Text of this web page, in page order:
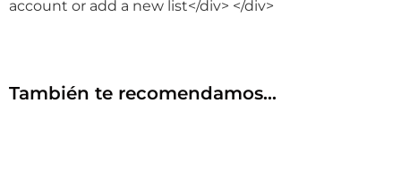
account or add a new list</div> </div>
También te recomendamos…